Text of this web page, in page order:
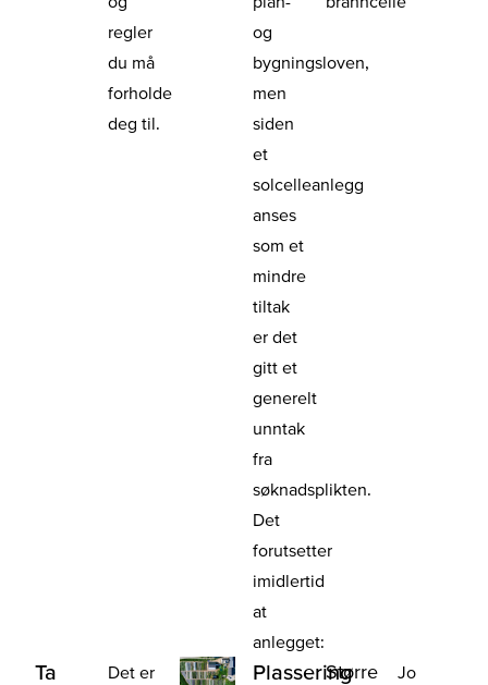
regler
du må
forholde
deg til.
og
bygningsloven,
men
siden
et
solcelleanlegg
anses
som et
mindre
tiltak
er det
gitt et
generelt
unntak
fra
søknadsplikten.
Det
forutsetter
imidlertid
at
anlegget:
Ta
Det er
PlasseringStørre
Jo